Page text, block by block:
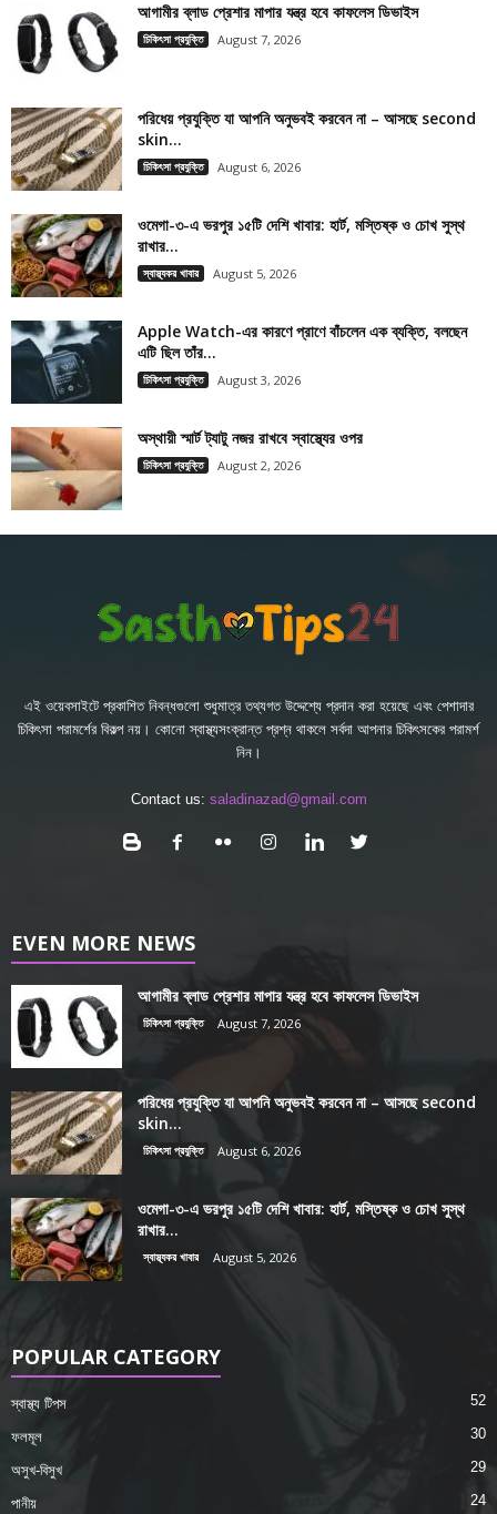
আগামীর ব্লাড প্রেশার মাপার যন্ত্র হবে কাফলেস ডিভাইস
চিকিৎসা প্রযুক্তি August 7, 2026
পরিধেয় প্রযুক্তি যা আপনি অনুভবই করবেন না – আসছে second
skin...
চিকিৎসা প্রযুক্তি August 6, 2026
ওমেগা-৩-এ ভরপুর ১৫টি দেশি খাবার: হার্ট, মস্তিষ্ক ও চোখ সুস্থ
রাখার...
স্বাস্থ্যকর খাবার August 5, 2026
Apple Watch-এর কারণে প্রাণে বাঁচলেন এক ব্যক্তি, বলছেন
এটি ছিল তাঁর...
চিকিৎসা প্রযুক্তি August 3, 2026
অস্থায়ী স্মার্ট ট্যাটু নজর রাখবে স্বাস্থ্যের ওপর
চিকিৎসা প্রযুক্তি August 2, 2026
এই ওয়েবসাইটে প্রকাশিত নিবন্ধগুলো শুধুমাত্র তথ্যগত উদ্দেশ্যে প্রদান করা হয়েছে এবং পেশাদার
চিকিৎসা পরামর্শের বিকল্প নয়। কোনো স্বাস্থ্যসংক্রান্ত প্রশ্ন থাকলে সর্বদা আপনার চিকিৎসকের পরামর্শ
নিন।
Contact us: saladinazad@gmail.com
EVEN MORE NEWS
আগামীর ব্লাড প্রেশার মাপার যন্ত্র হবে কাফলেস ডিভাইস
চিকিৎসা প্রযুক্তি August 7, 2026
পরিধেয় প্রযুক্তি যা আপনি অনুভবই করবেন না – আসছে second
skin...
চিকিৎসা প্রযুক্তি August 6, 2026
ওমেগা-৩-এ ভরপুর ১৫টি দেশি খাবার: হার্ট, মস্তিষ্ক ও চোখ সুস্থ
রাখার...
স্বাস্থ্যকর খাবার August 5, 2026
POPULAR CATEGORY
স্বাস্থ্য টিপস 52
ফলমূল 30
অসুখ-বিসুখ 29
পানীয় 24